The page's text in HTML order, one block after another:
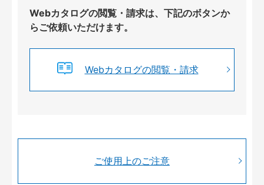
Webカタログの閲覧・請求は、下記のボタンか
らご依頼いただけます。
Webカタログの閲覧・請求
ご使用上のご注意